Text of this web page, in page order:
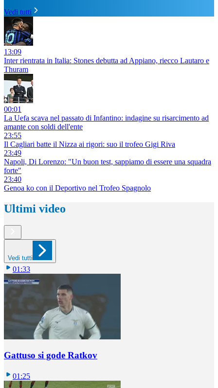
Vedi tutti
13:09
Inter rientrata in Italia: Stones debutta ad Appiano, riecco Lautaro e
Thuram
00:01
La Uefa scava nel passato di Infantino: indagine su risarcimento ad
amante con soldi dell'ente
23:55
Il Cagliari batte il Nizza ai rigori: suo il trofeo Gigi Riva
23:49
Napoli, Di Lorenzo: "Un buon test, sappiamo di essere una squadra
forte"
23:40
Genoa ko con il Deportivo nel Trofeo Spagnolo
Ultimi video
Vedi tutti
01:33
Gattuso si gode Ratkov
01:25